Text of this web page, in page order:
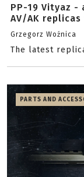
PP-19 Vityaz
AV/AK
Grzegorz Woźnica
The latest
PARTS AND